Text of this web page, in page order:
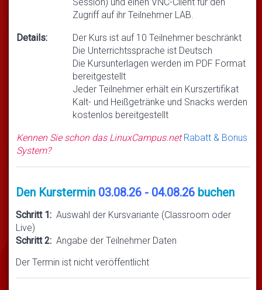
Zugriff auf ihr Teilnehmer LAB.
Details:
Der Kurs ist auf 10 Teilnehmer beschränkt
Die Unterrichtssprache ist Deutsch
Die Kursunterlagen werden im PDF Format
bereitgestellt
Jeder Teilnehmer erhält ein Kurszertifikat
Kalt- und Heißgetränke und Snacks werden
kostenlos bereitgestellt
Kennen Sie schon das LinuxCampus.netRabatt & Bonus
System?
Den Kurstermin 03.08.26 - 04.08.26 buchen
Schritt 1: Auswahl der Kursvariante (Classroom oder
Live)
Schritt 2: Angabe der Teilnehmer Daten
Der Termin ist nicht veröffentlicht